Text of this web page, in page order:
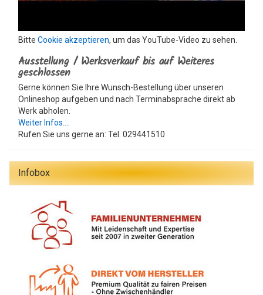
Bitte Cookie akzeptieren, um das YouTube-Video zu sehen.
Ausstellung / Werksverkauf bis auf Weiteres
geschlossen
Gerne können Sie Ihre Wunsch-Bestellung über unseren
Onlineshop aufgeben und nach Terminabsprache direkt ab
Werk abholen.
Weiter Infos....
Rufen Sie uns gerne an: Tel. 029441510
Infobox